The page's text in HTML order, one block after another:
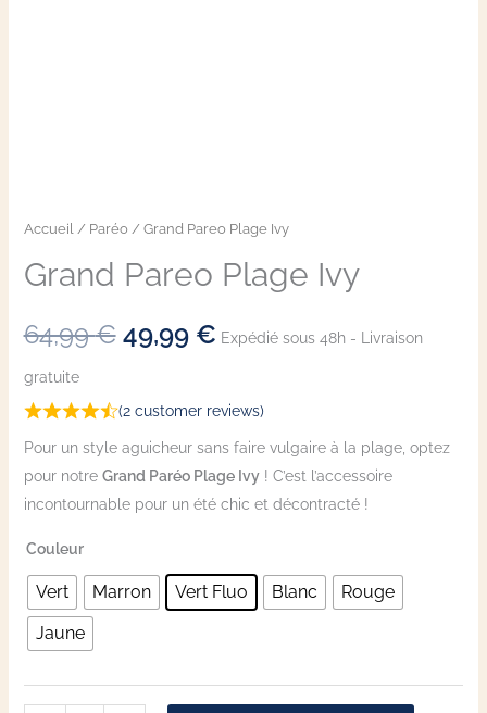
Accueil / Paréo/ Grand Pareo Plage Ivy
Grand Pareo Plage Ivy
64,99€ 49,99 € Expédié sous 48h - Livraison
gratuite
(2 customer reviews)
Pour un style aguicheur sans faire vulgaire à la plage, optez
pour notre Grand Paréo Plage Ivy! C’est l’accessoire
incontournable pour un été chic et décontracté !
Couleur
Vert Marron Vert Fluo Blanc
Rouge
Jaune